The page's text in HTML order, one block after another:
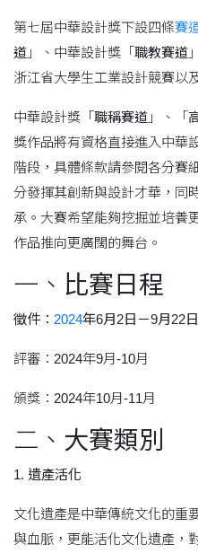
第七屆中華設計獎下設四條賽
道 」、中華設計獎「 職教賽道
浙江省大學生工業設計競賽以
中華設計獎「 職稱賽道 」、「
獎作品將有資格直接進入中華
階段，具體條款請參閱各分賽
分發揮其創新與設計才華，同
承。大賽希望能夠挖掘並培養
作品推向更廣闊的舞台。
一、 比賽日程
徵件： 2024年6月2日－9月22日
評審：2024年9月-10月
頒獎：2024年10月-11月
二、 大賽類別
1. 遺產活化
文化遺產是中華傳統文化的重
與血脈，更能活化文化遺產，